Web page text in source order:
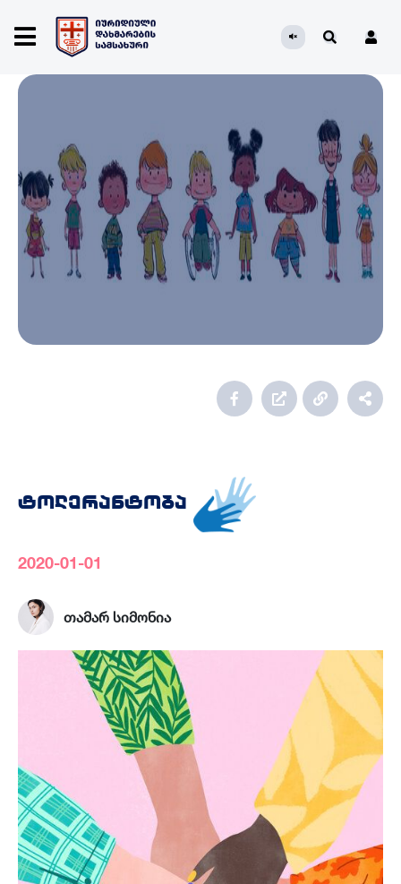
ტოლერანტობა
2020-01-01
თამარ სიმონია